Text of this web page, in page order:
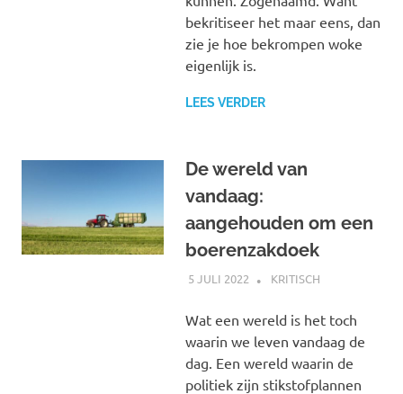
bekritiseer het maar eens, dan
zie je hoe bekrompen woke
eigenlijk is.
LEES VERDER
De wereld van
vandaag:
aangehouden om een
boerenzakdoek
5 JULI 2022 MARJOLEIN
KRITISCH
Wat een wereld is het toch
waarin we leven vandaag de
dag. Een wereld waarin de
politiek zijn stikstofplannen